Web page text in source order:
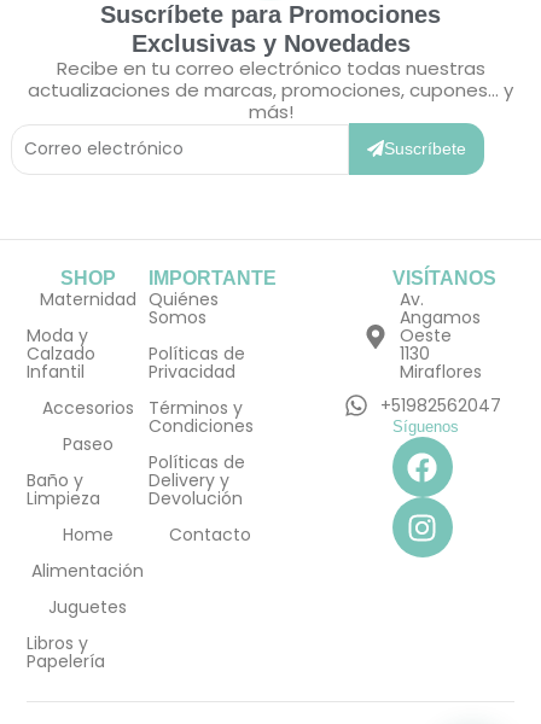
Suscríbete para Promociones
Exclusivas y Novedades
Recibe en tu correo electrónico todas nuestras
actualizaciones de marcas, promociones, cupones... y
más!
Correo
Electrónico
Suscríbete
SHOP
Maternidad
Moda y
Calzado
Infantil
Accesorios
Paseo
Baño y
Limpieza
Home
Alimentación
Juguetes
Libros y
Papelería
IMPORTANTE
Quiénes
Somos
Políticas de
Privacidad
Términos y
Condiciones
Políticas de
Delivery y
Devolución
Contacto
VISÍTANOS
Av.
Angamos
Oeste
1130
Miraflores
+51982562047
Síguenos
F
a
c
e
b
I
n
s
t
a
m